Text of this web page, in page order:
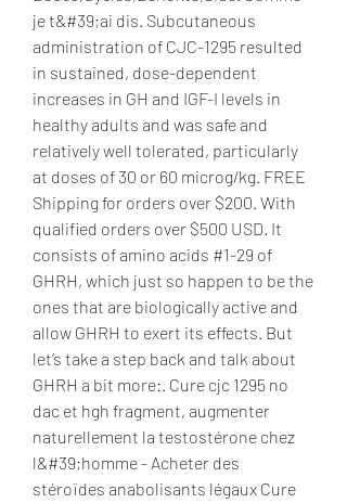
je t&#39;ai dis. Subcutaneous
administration of CJC-1295 resulted
in sustained, dose-dependent
increases in GH and IGF-I levels in
healthy adults and was safe and
relatively well tolerated, particularly
at doses of 30 or 60 microg/kg. FREE
Shipping for orders over $200. With
qualified orders over $500 USD. It
consists of amino acids #1-29 of
GHRH, which just so happen to be the
ones that are biologically active and
allow GHRH to exert its effects. But
let’s take a step back and talk about
GHRH a bit more:. Cure cjc 1295 no
dac et hgh fragment, augmenter
naturellement la testostérone chez
l&#39;homme - Acheter des
stéroïdes anabolisants légaux Cure